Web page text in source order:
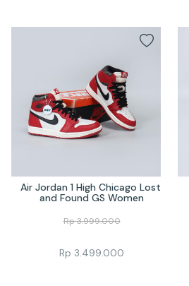
Air Jordan 1 High Chicago Lost
and Found GS Women
Rp3.999.000
Rp 3.499.000